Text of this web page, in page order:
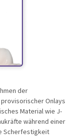
der
Onlays
Material wie J-
während einer
Scherfestigkeit